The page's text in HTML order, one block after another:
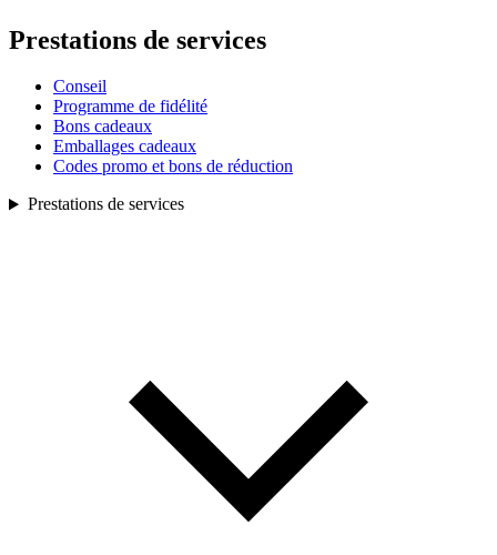
Prestations de services
Conseil
Programme de fidélité
Bons cadeaux
Emballages cadeaux
Codes promo et bons de réduction
Prestations de services